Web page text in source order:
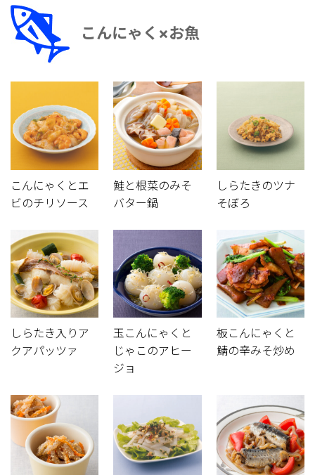
こんにゃく×お魚
こんにゃくとエ
ビのチリソース
鮭と根菜のみそ
バター鍋
しらたきのツナ
そぼろ
しらたき入りア
クアパッツァ
玉こんにゃくと
じゃこのアヒー
ジョ
板こんにゃくと
鯖の辛みそ炒め